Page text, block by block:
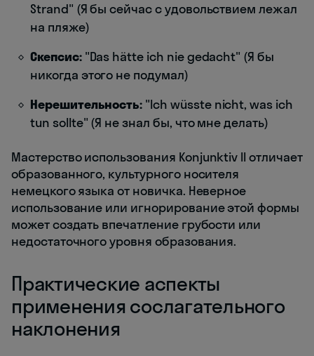
Strand" (Я бы сейчас с удовольствием лежал
на пляже)
Скепсис:"Das hätte ich nie gedacht" (Я бы
никогда этого не подумал)
Нерешительность: "Ich wüsste nicht, was ich
tun sollte" (Я не знал бы, что мне делать)
Мастерство использования Konjunktiv II отличает
образованного, культурного носителя
немецкого языка от новичка. Неверное
использование или игнорирование этой формы
может создать впечатление грубости или
недостаточного уровня образования.
Практические аспекты
применения сослагательного
наклонения